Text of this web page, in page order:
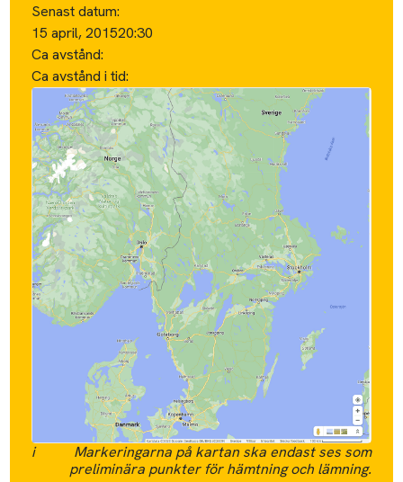
Senast datum:
15 april, 201520:30
Ca avstånd:
Ca avstånd i tid:
i
Markeringarna på kartan ska endast ses som
preliminära punkter för hämtning och lämning.